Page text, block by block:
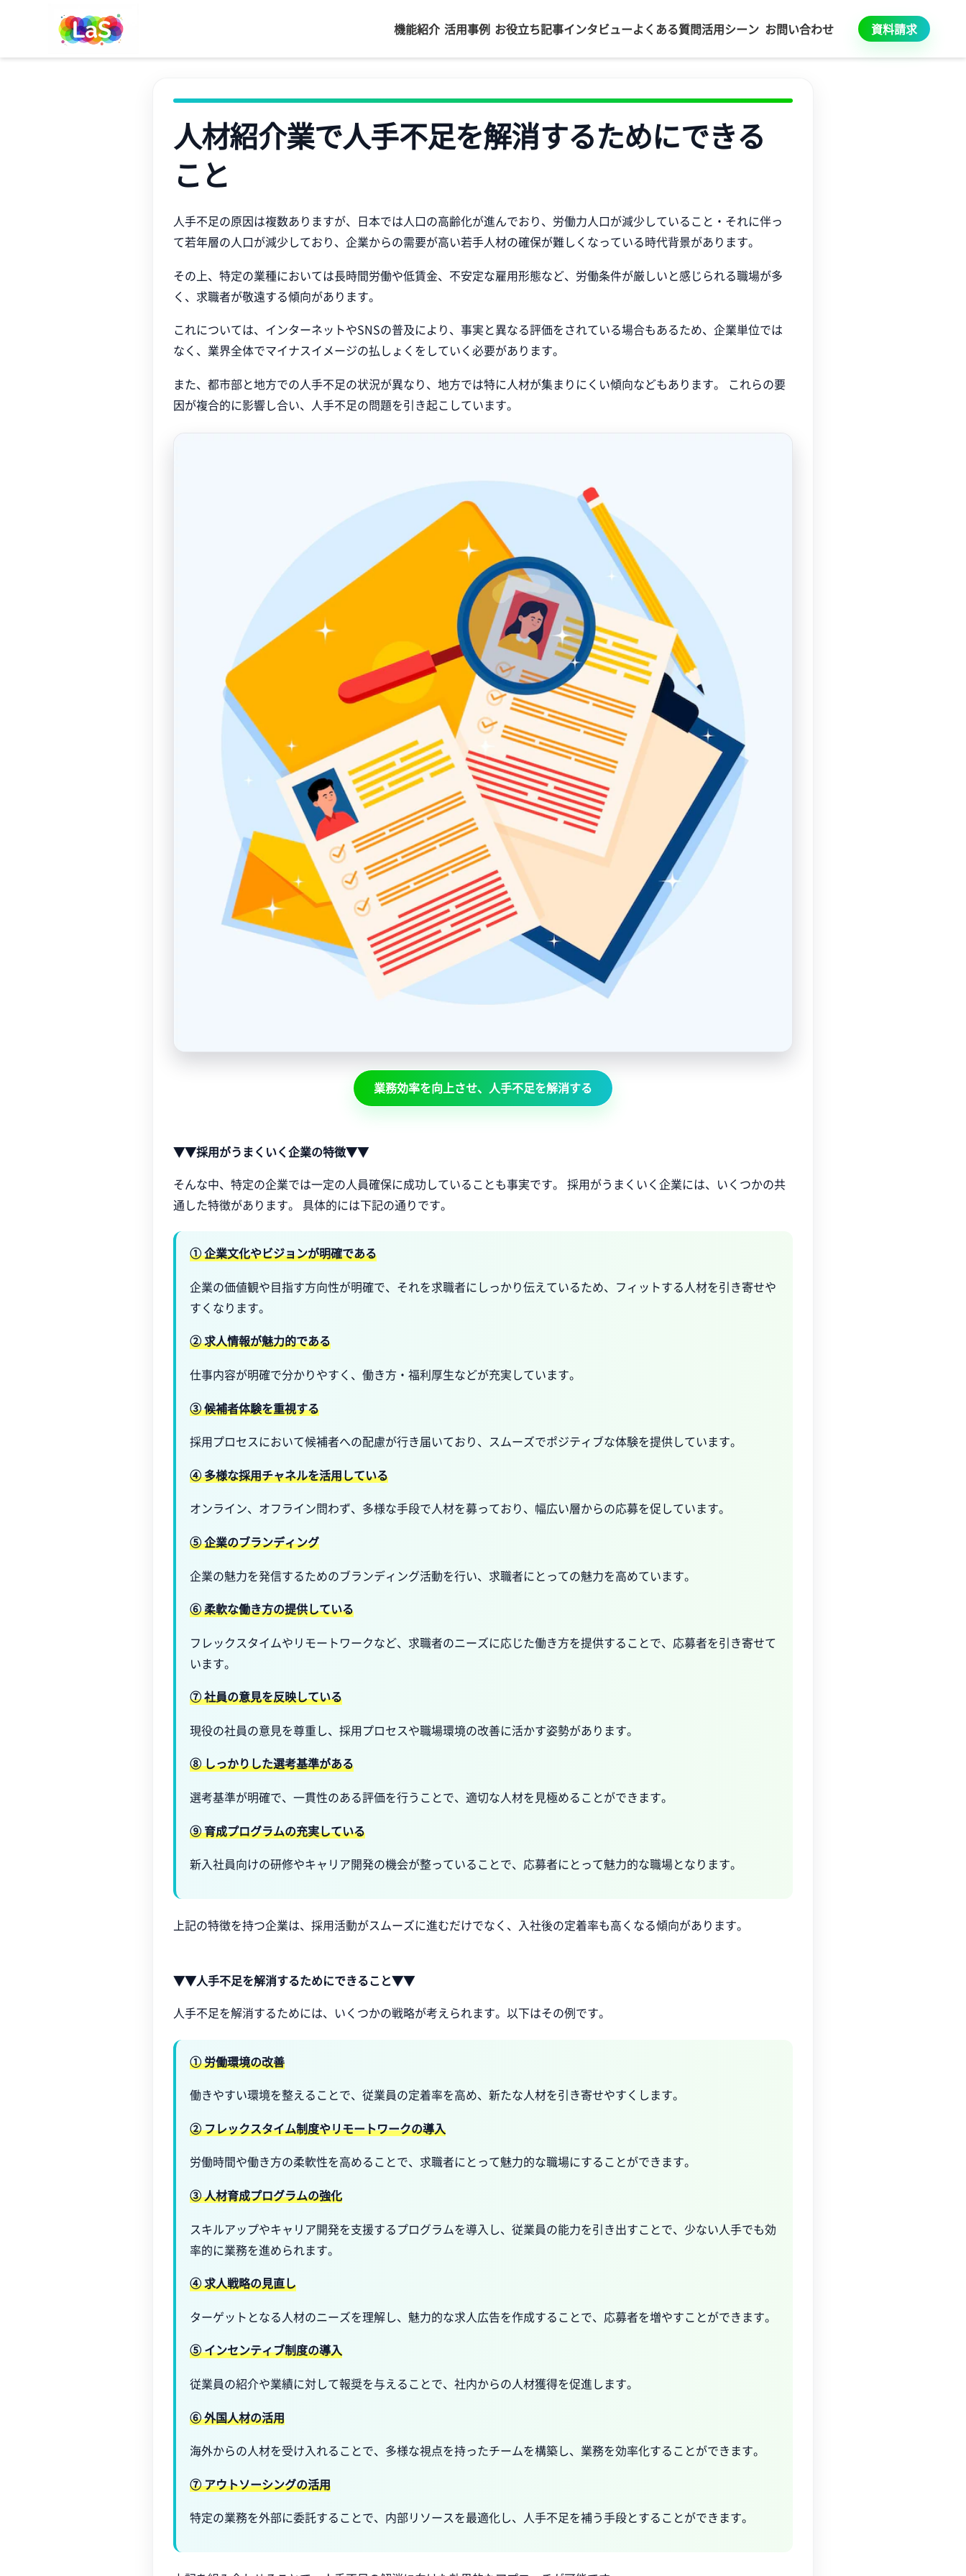
機能紹介 活用事例 お役立ち記事インタビューよくある質問活用シーン お問い合わせ 資料請求
人材紹介業で人手不足を解消するためにできる
こと
人手不足の原因は複数ありますが、日本では人口の高齢化が進んでおり、労働力人口が減少していること・それに伴っ
て若年層の人口が減少しており、企業からの需要が高い若手人材の確保が難しくなっている時代背景があります。
その上、特定の業種においては長時間労働や低賃金、不安定な雇用形態など、労働条件が厳しいと感じられる職場が多
く、求職者が敬遠する傾向があります。
これについては、インターネットやSNSの普及により、事実と異なる評価をされている場合もあるため、企業単位では
なく、業界全体でマイナスイメージの払しょくをしていく必要があります。
また、都市部と地方での人手不足の状況が異なり、地方では特に人材が集まりにくい傾向などもあります。 これらの要
因が複合的に影響し合い、人手不足の問題を引き起こしています。
業務効率を向上させ、人手不足を解消する
▼▼採用がうまくいく企業の特徴▼▼
そんな中、特定の企業では一定の人員確保に成功していることも事実です。 採用がうまくいく企業には、いくつかの共
通した特徴があります。 具体的には下記の通りです。
① 企業文化やビジョンが明確である
企業の価値観や目指す方向性が明確で、それを求職者にしっかり伝えているため、フィットする人材を引き寄せや
すくなります。
② 求人情報が魅力的である
仕事内容が明確で分かりやすく、働き方・福利厚生などが充実しています。
③ 候補者体験を重視する
採用プロセスにおいて候補者への配慮が行き届いており、スムーズでポジティブな体験を提供しています。
④ 多様な採用チャネルを活用している
オンライン、オフライン問わず、多様な手段で人材を募っており、幅広い層からの応募を促しています。
⑤ 企業のブランディング
企業の魅力を発信するためのブランディング活動を行い、求職者にとっての魅力を高めています。
⑥ 柔軟な働き方の提供している
フレックスタイムやリモートワークなど、求職者のニーズに応じた働き方を提供することで、応募者を引き寄せて
います。
⑦ 社員の意見を反映している
現役の社員の意見を尊重し、採用プロセスや職場環境の改善に活かす姿勢があります。
⑧ しっかりした選考基準がある
選考基準が明確で、一貫性のある評価を行うことで、適切な人材を見極めることができます。
⑨ 育成プログラムの充実している
新入社員向けの研修やキャリア開発の機会が整っていることで、応募者にとって魅力的な職場となります。
上記の特徴を持つ企業は、採用活動がスムーズに進むだけでなく、入社後の定着率も高くなる傾向があります。
▼▼人手不足を解消するためにできること▼▼
人手不足を解消するためには、いくつかの戦略が考えられます。以下はその例です。
① 労働環境の改善
働きやすい環境を整えることで、従業員の定着率を高め、新たな人材を引き寄せやすくします。
② フレックスタイム制度やリモートワークの導入
労働時間や働き方の柔軟性を高めることで、求職者にとって魅力的な職場にすることができます。
③ 人材育成プログラムの強化
スキルアップやキャリア開発を支援するプログラムを導入し、従業員の能力を引き出すことで、少ない人手でも効
率的に業務を進められます。
④ 求人戦略の見直し
ターゲットとなる人材のニーズを理解し、魅力的な求人広告を作成することで、応募者を増やすことができます。
⑤ インセンティブ制度の導入
従業員の紹介や業績に対して報奨を与えることで、社内からの人材獲得を促進します。
⑥ 外国人材の活用
海外からの人材を受け入れることで、多様な視点を持ったチームを構築し、業務を効率化することができます。
⑦ アウトソーシングの活用
特定の業務を外部に委託することで、内部リソースを最適化し、人手不足を補う手段とすることができます。